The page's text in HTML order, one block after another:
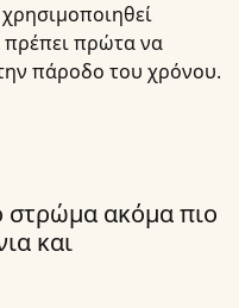
πρώτα να
πάροδο του χρόνου.
στρώμα ακόμα πιο
και